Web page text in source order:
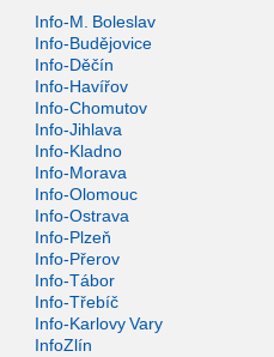
Info-M. Boleslav
Info-Budějovice
Info-Děčín
Info-Havířov
Info-Chomutov
Info-Jihlava
Info-Kladno
Info-Morava
Info-Olomouc
Info-Ostrava
Info-Plzeň
Info-Přerov
Info-Tábor
Info-Třebíč
Info-Karlovy Vary
InfoZlín